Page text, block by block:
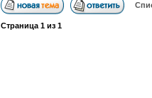
Страница 1из 1